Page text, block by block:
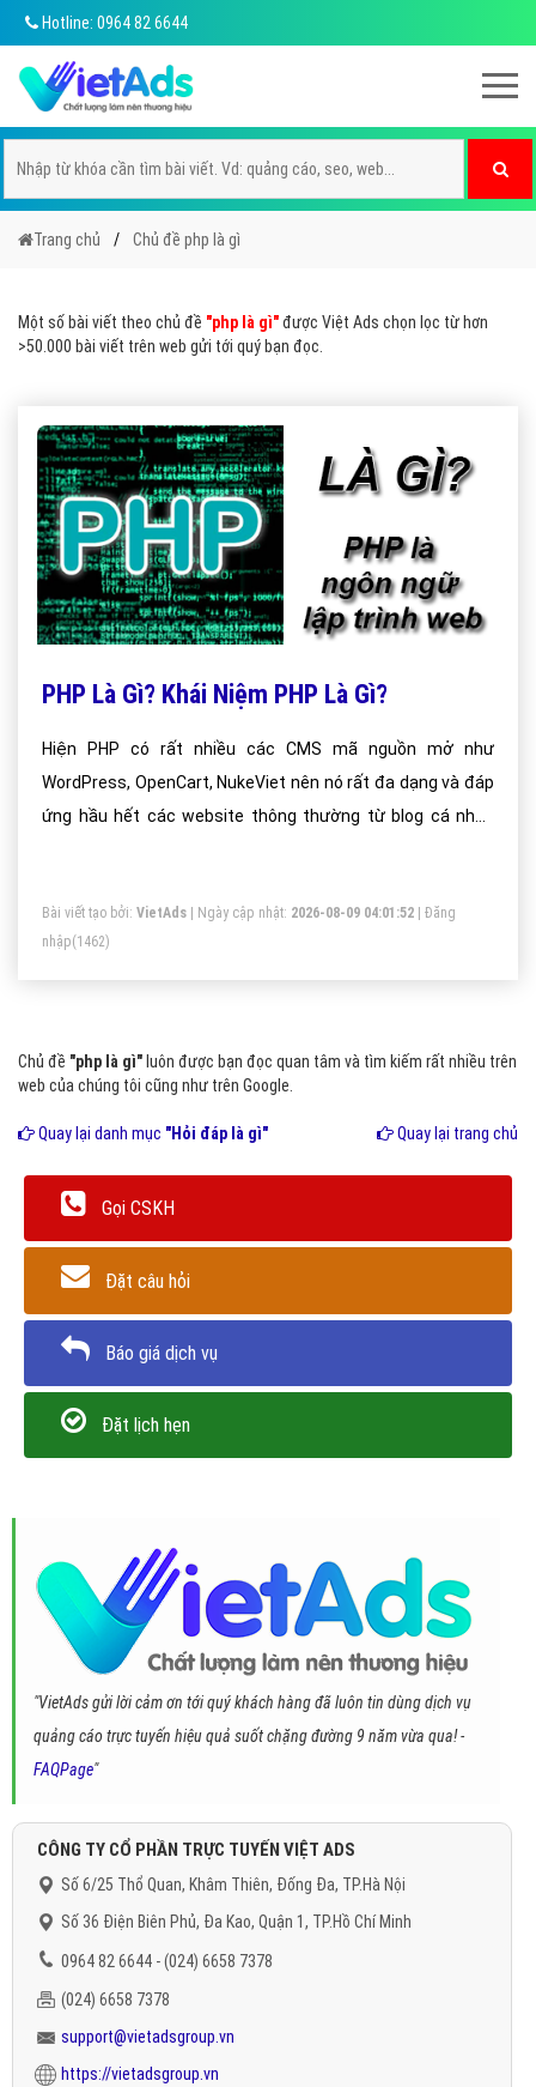
Hotline: 0964 82 6644
Trang chủ Chủ đề php là gì
Một số bài viết theo chủ đề "php là gì"được Việt Ads chọn lọc từ hơn
>50.000 bài viết trên web gửi tới quý bạn đọc.
PHP Là Gì? Khái Niệm PHP Là Gì?
Hiện PHP có rất nhiều các CMS mã nguồn mở như
WordPress, OpenCart, NukeViet nên nó rất đa dạng và đáp
ứng hầu hết các website thông thường từ blog cá nhân
nó có thể tạo, mở, đọc, ghi và đóng chúng. PHP có thể xử lý
các form, ví dụ: thu thập dữ liệu từ file, lưu dữ liệu vào một
file, thông qua email bạn có thể gửi dữ liệu, trả về dữ liệu tới
Bài viết tạo bởi: VietAds | Ngày cập nhật: 2026-08-09 04:01:52
Đăng
nhập(1462)
Chủ đề "php là gì" luôn được bạn đọc quan tâm và tìm kiếm rất nhiều trên
web của chúng tôi cũng như trên Google.
Quay lại danh mục "Hỏi đáp là gì" Quay lại trang chủ
Gọi CSKH
Đặt câu hỏi
Báo giá dịch vụ
Đặt lịch hẹn
"VietAds gửi lời cảm ơn tới quý khách hàng đã luôn tin dùng dịch vụ
quảng cáo trực tuyến hiệu quả suốt chặng đường 9 năm vừa qua! -
FAQPage"
CÔNG TY CỔ PHẦN TRỰC TUYẾN VIỆT ADS
Số 6/25 Thổ Quan, Khâm Thiên, Đống Đa, TP.Hà Nội
Số 36 Điện Biên Phủ, Đa Kao, Quận 1, TP.Hồ Chí Minh
0964 82 6644 - (024) 6658 7378
(024) 6658 7378
support@vietadsgroup.vn
https://vietadsgroup.vn